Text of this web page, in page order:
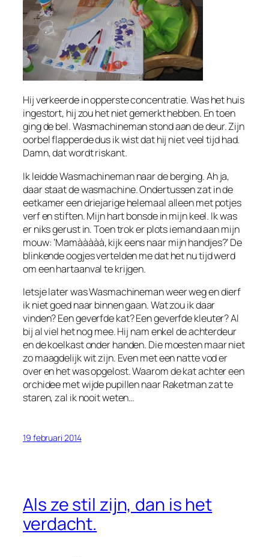
Hij verkeerde in opperste concentratie. Was het huis
ingestort, hij zou het niet gemerkt hebben. En toen
ging de bel. Wasmachineman stond aan de deur. Zijn
oorbel flapperde dus ik wist dat hij niet veel tijd had.
Damn, dat wordt riskant.
Ik leidde Wasmachineman naar de berging. Ah ja,
daar staat de wasmachine. Ondertussen zat in de
eetkamer een driejarige helemaal alleen met potjes
verf en stiften. Mijn hart bonsde in mijn keel. Ik was
er niks gerust in. Toen trok er plots iemand aan mijn
mouw: ‘Mamààààà, kijk eens naar mijn handjes?’ De
blinkende oogjes vertelden me dat het nu tijd werd
om een hartaanval te krijgen.
Ietsje later was Wasmachineman weer weg en dierf
ik niet goed naar binnen gaan. Wat zou ik daar
vinden? Een geverfde kat? Een geverfde kleuter? Al
bij al viel het nog mee. Hij nam enkel de achterdeur
en de koelkast onder handen. Die moesten maar niet
zo maagdelijk wit zijn. Even met een natte vod er
over en het was opgelost. Waarom de kat achter een
orchidee met wijde pupillen naar Raketman zat te
staren, zal ik nooit weten…
19 februari 2014
Als ze stil zijn, dan is het
verdacht.